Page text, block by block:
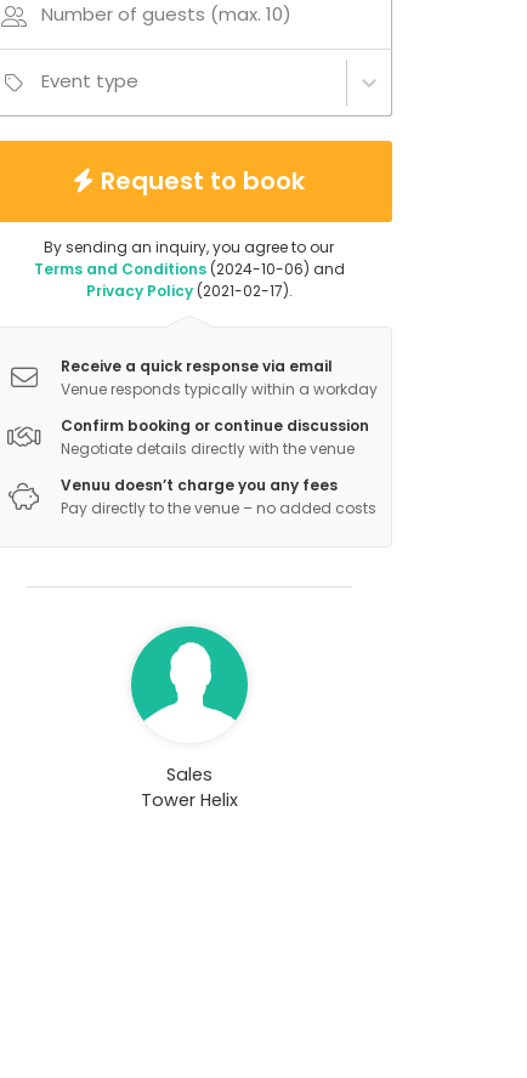
Number of guests (max. 10)
Event type
Request to book
By sending an inquiry, you agree to our
Terms and Conditions(2024-10-06) and
Privacy Policy(2021-02-17).
Receive a quick response via email
Venue responds typically within a workday
Confirm booking or continue discussion
Negotiate details directly with the venue
Venuu doesn’t charge you any fees
Pay directly to the venue – no added costs
Sales
Tower Helix